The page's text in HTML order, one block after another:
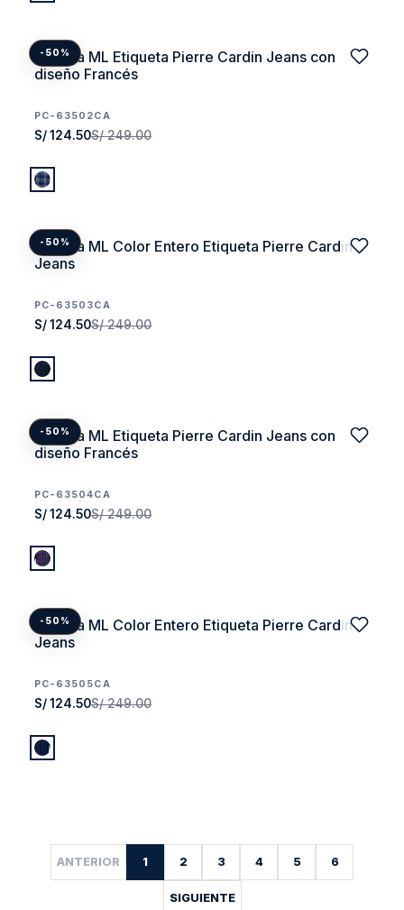
-50%
Camisa ML Etiqueta Pierre Cardin Jeans con
diseño Francés
PC-63502CA
S/ 124.50S/ 249.00
-50%
Camisa ML Color Entero Etiqueta Pierre Cardin
Jeans
PC-63503CA
S/ 124.50S/ 249.00
-50%
Camisa ML Etiqueta Pierre Cardin Jeans con
diseño Francés
PC-63504CA
S/ 124.50S/ 249.00
-50%
Camisa ML Color Entero Etiqueta Pierre Cardin
Jeans
PC-63505CA
S/ 124.50S/ 249.00
ANTERIOR 1 2 3 4 5 6
SIGUIENTE